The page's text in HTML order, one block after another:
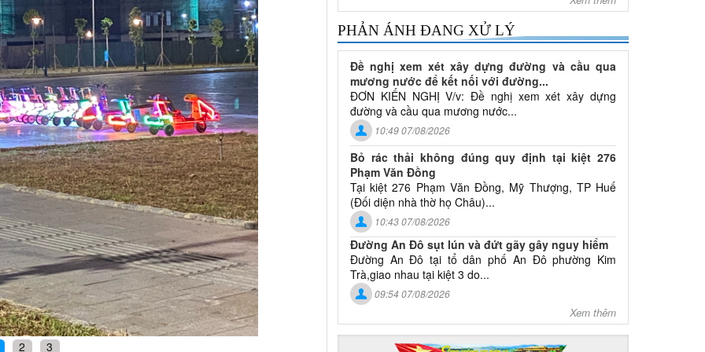
2 3
PHẢN ÁNH ĐANG XỬ LÝ
Đề nghị xem xét xây dựng đường và cầu qua
mương nước để kết nối với đường...
ĐƠN KIẾN NGHỊ V/v: Đề nghị xem xét xây dựng
đường và cầu qua mương nước...
10:49 07/08/2026
Bỏ rác thải không đúng quy định tại kiệt 276
Phạm Văn Đồng
Tại kiệt 276 Phạm Văn Đồng, Mỹ Thượng, TP Huế
(Đối diện nhà thờ họ Châu)...
10:43 07/08/2026
Đường An Đô sụt lún và đứt gãy gây nguy hiểm
Đường An Đô tại tổ dân phố An Đô phường Kim
Trà,giao nhau tại kiệt 3 do...
09:54 07/08/2026
Xem thêm